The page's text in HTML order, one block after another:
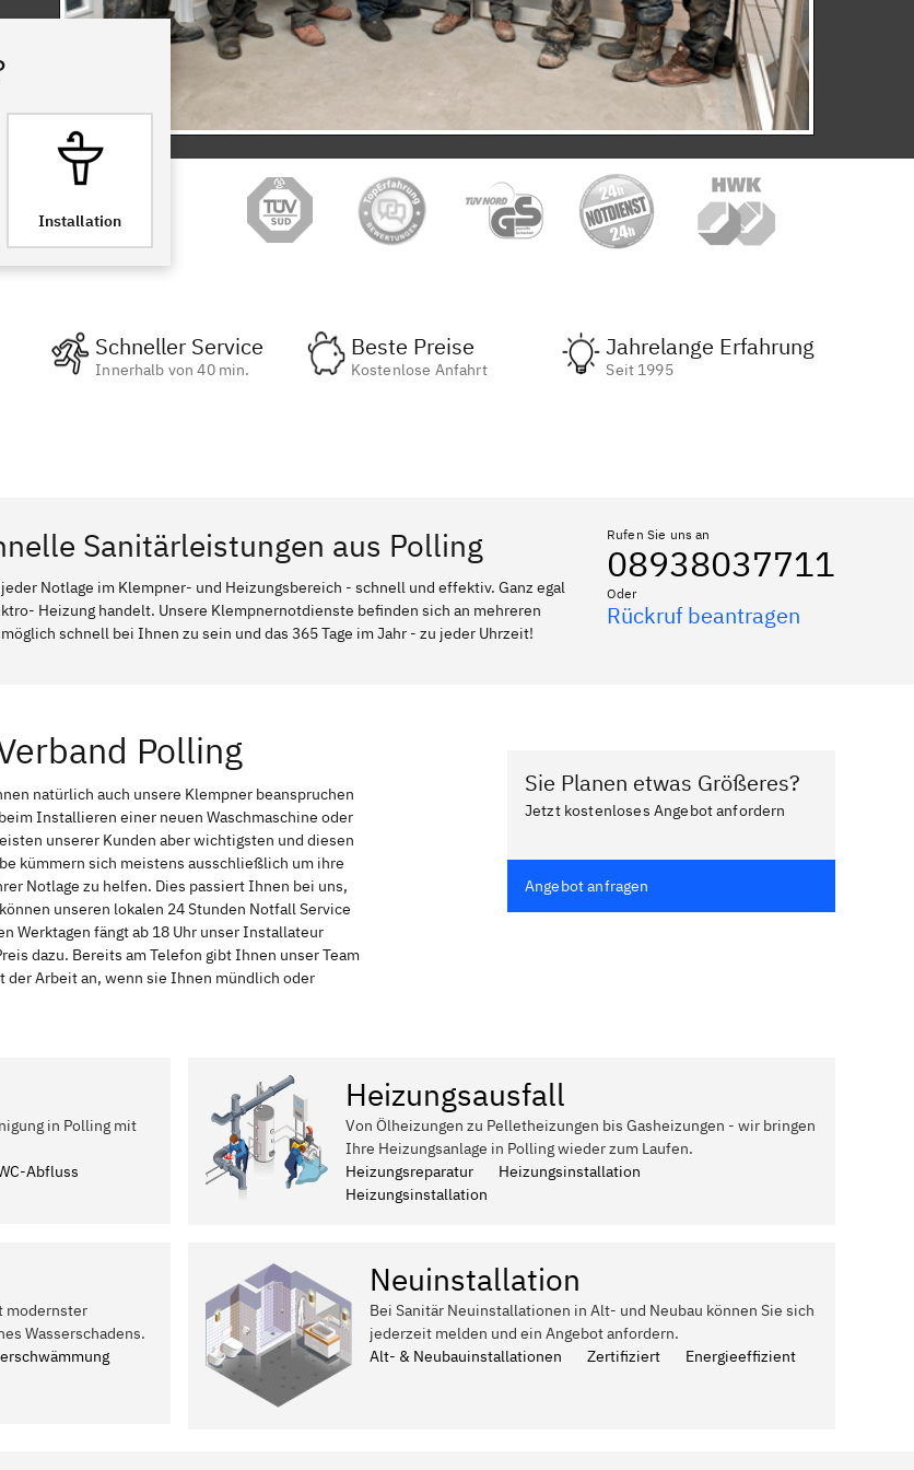
Installation
Schneller Service
Innerhalb von 40 min.
Beste Preise
Kostenlose Anfahrt
Jahrelange Erfahrung
Seit 1995
Sanitärleistungen aus Polling
Notlage im Klempner- und Heizungsbereich - schnell und effektiv. Ganz egal
Heizung handelt. Unsere Klempnernotdienste befinden sich an mehreren
schnell bei Ihnen zu sein und das 365 Tage im Jahr - zu jeder Uhrzeit!
Rufen Sie uns an
08938037711
Oder
Rückruf beantragen
Polling
natürlich auch unsere Klempner beanspruchen
Installieren einer neuen Waschmaschine oder
unserer Kunden aber wichtigsten und diesen
kümmern sich meistens ausschließlich um ihre
Notlage zu helfen. Dies passiert Ihnen bei uns,
unseren lokalen 24 Stunden Notfall Service
Werktagen fängt ab 18 Uhr unser Installateur
dazu. Bereits am Telefon gibt Ihnen unser Team
der Arbeit an, wenn sie Ihnen mündlich oder
Sie Planen etwas Größeres?
Jetzt kostenloses Angebot anfordern
Angebot anfragen
in Polling mit
Abfluss
Heizungsausfall
Von Ölheizungen zu Pelletheizungen bis Gasheizungen - wir bringen
Ihre Heizungsanlage in Polling wieder zum Laufen.
Heizungsreparatur
Heizungsinstallation
Heizungsinstallation
modernster
Wasserschadens.
Neuinstallation
Bei Sanitär Neuinstallationen in Alt- und Neubau können Sie sich
jederzeit melden und ein Angebot anfordern.
Alt- & Neubauinstallationen
Zertifiziert Energieeffizient